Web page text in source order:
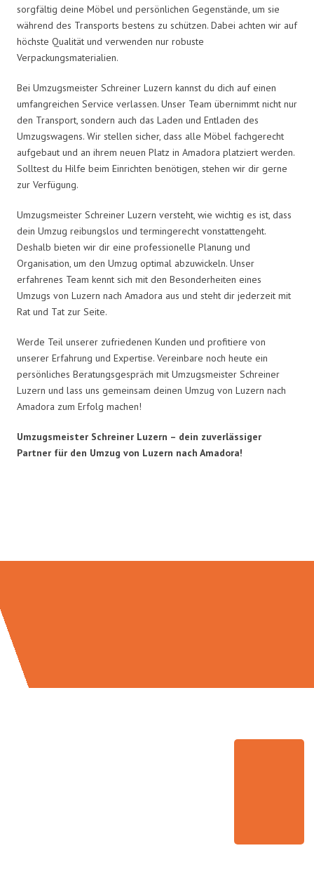
sorgfältig deine Möbel und persönlichen Gegenstände, um sie
während des Transports bestens zu schützen. Dabei achten wir auf
höchste Qualität und verwenden nur robuste
Verpackungsmaterialien.
Bei Umzugsmeister Schreiner Luzern kannst du dich auf einen
umfangreichen Service verlassen. Unser Team übernimmt nicht nur
den Transport, sondern auch das Laden und Entladen des
Umzugswagens. Wir stellen sicher, dass alle Möbel fachgerecht
aufgebaut und an ihrem neuen Platz in Amadora platziert werden.
Solltest du Hilfe beim Einrichten benötigen, stehen wir dir gerne
zur Verfügung.
Umzugsmeister Schreiner Luzern versteht, wie wichtig es ist, dass
dein Umzug reibungslos und termingerecht vonstattengeht.
Deshalb bieten wir dir eine professionelle Planung und
Organisation, um den Umzug optimal abzuwickeln. Unser
erfahrenes Team kennt sich mit den Besonderheiten eines
Umzugs von Luzern nach Amadora aus und steht dir jederzeit mit
Rat und Tat zur Seite.
Werde Teil unserer zufriedenen Kunden und profitiere von
unserer Erfahrung und Expertise. Vereinbare noch heute ein
persönliches Beratungsgespräch mit Umzugsmeister Schreiner
Luzern und lass uns gemeinsam deinen Umzug von Luzern nach
Amadora zum Erfolg machen!
Umzugsmeister Schreiner Luzern – dein zuverlässiger
Partner für den Umzug von Luzern nach Amadora!